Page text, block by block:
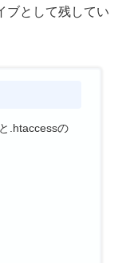
ブとして残してい
.htaccessの